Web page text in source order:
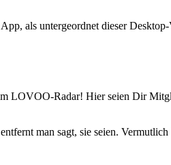
als untergeordnet dieser
LOVOO-Radar! Hier seien Dir
man sagt, sie seien.